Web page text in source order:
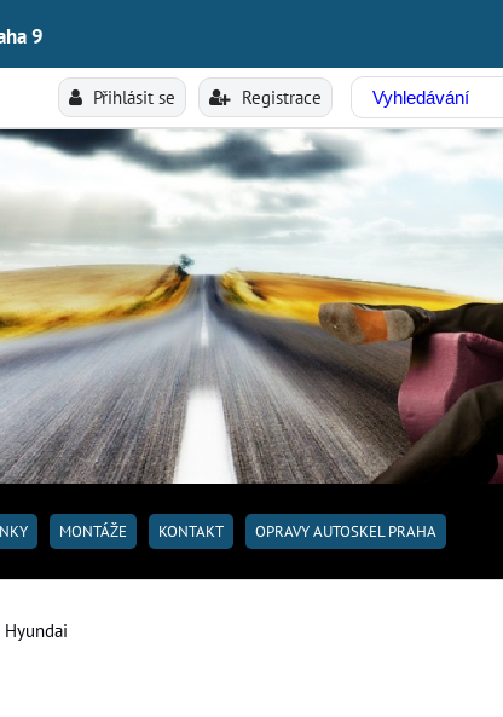
9
Přihlásit se Registrace
MONTÁŽE KONTAKT OPRAVY AUTOSKEL PRAHA
Hyundai